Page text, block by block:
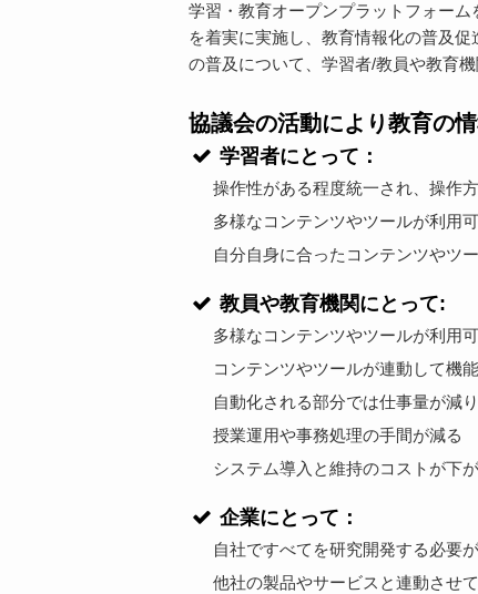
学習・教育オープンプラットフォー
を着実に実施し、教育情報化の普及
の普及について、学習者/教員や教育
協議会の活動により教育の
学習者にとって：
操作性がある程度統一され、操作
多様なコンテンツやツールが利用
自分自身に合ったコンテンツやツ
教員や教育機関にとって:
多様なコンテンツやツールが利用
コンテンツやツールが連動して機
自動化される部分では仕事量が減
授業運用や事務処理の手間が減る
システム導入と維持のコストが下
企業にとって：
自社ですべてを研究開発する必要
他社の製品やサービスと連動させ